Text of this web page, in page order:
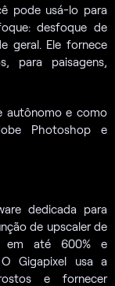
pode usá-lo para
desfoque de
geral. Ele fornece
para paisagens,
autônomo e como
Photoshop e
dedicada para
de upscaler de
em até 600% e
Gigapixel usa a
e fornecer